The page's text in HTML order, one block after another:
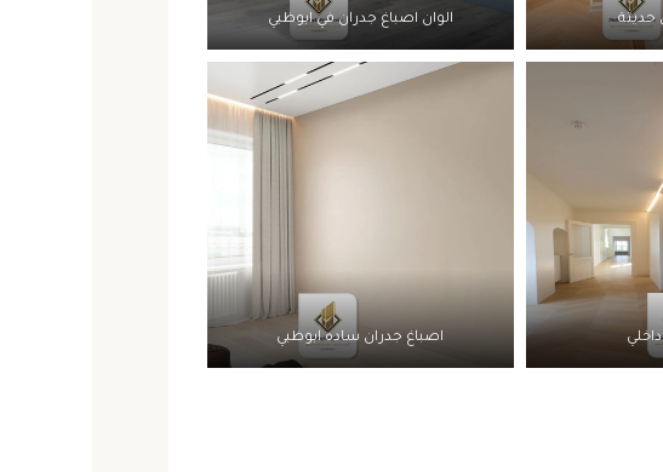
حديثة الوان اصباغ جدران في ابوظبي
اصباغ جدران ساده ابوظبي